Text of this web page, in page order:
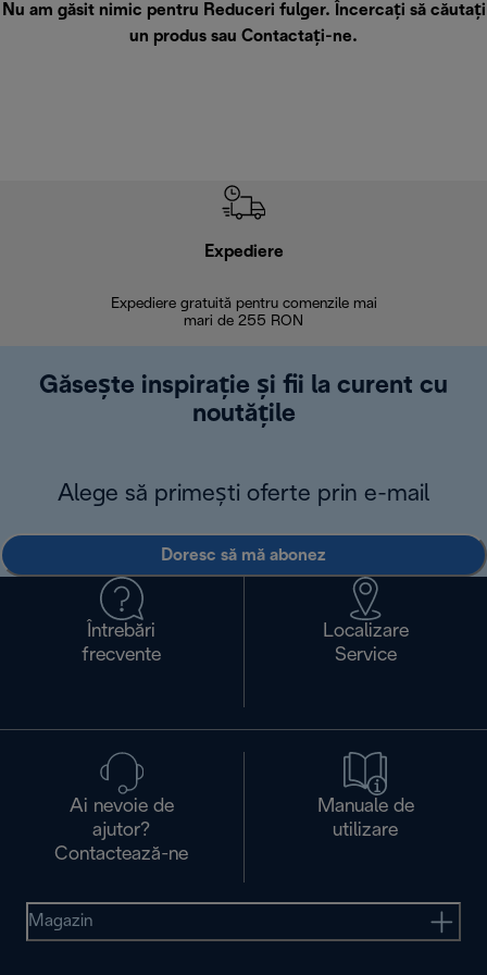
Nu am găsit nimic pentru Reduceri fulger. Încercați să căutați
un produs sau Contactați-ne.
Expediere
Expediere gratuită pentru comenzile mai
mari de 255 RON
Găsește inspirație și fii la curent cu
noutățile
Alege să primești oferte prin e-mail
Doresc să mă abonez
Întrebări
frecvente
Localizare
Service
Ai nevoie de
ajutor?
Contactează-ne
Manuale de
utilizare
Magazin